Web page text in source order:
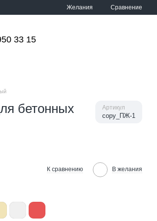
Желания Сравнение
33 15
бетонных
Артикул
copy_ПЖ-1
К сравнению В желания